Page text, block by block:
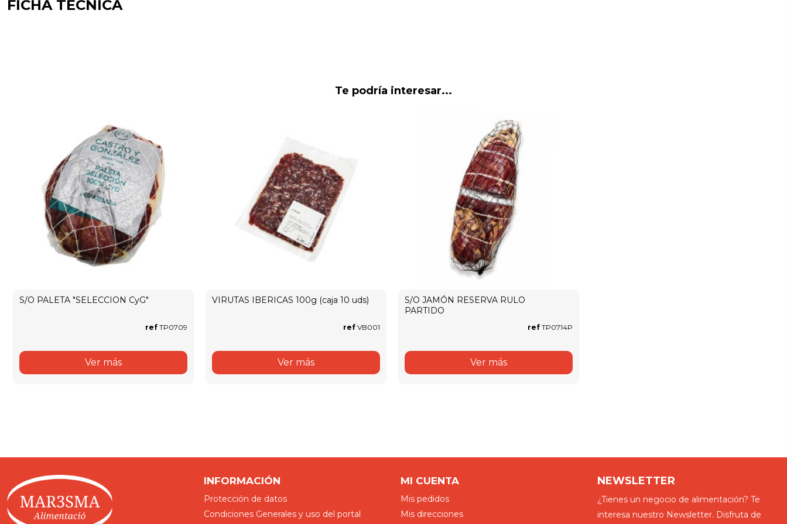
FICHA TÉCNICA
Te podría interesar...
S/O PALETA "SELECCION CyG"
ref TP0709
Ver más
VIRUTAS IBERICAS 100g (caja 10 uds)
ref VB001
Ver más
S/O JAMÓN RESERVA RULO
PARTIDO
ref TP0714P
Ver más
INFORMACIÓN
Protección de datos
Condiciones Generales y uso del portal
MI CUENTA
Mis pedidos
Mis direcciones
NEWSLETTER
¿Tienes un negocio de alimentación? Te
interesa nuestro Newsletter. Disfruta de